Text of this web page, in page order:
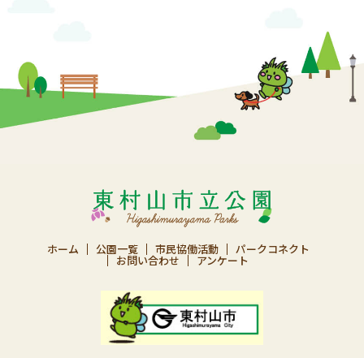
ホーム 公園一覧 市民協働活動 パークコネクト
お問い合わせ アンケート